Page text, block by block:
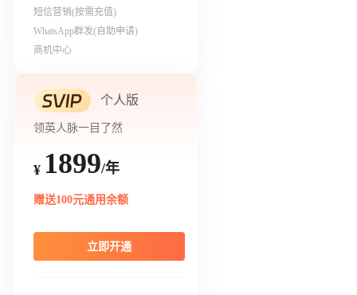
短信营销(按需充值)
WhatsApp群发(自助申请)
商机中心
个人版
领英人脉一目了然
¥ 1899/年
赠送100元通用余额
立即开通